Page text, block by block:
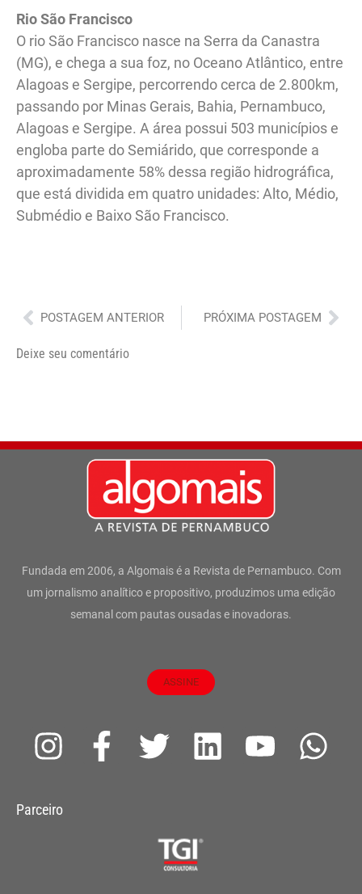
Rio São Francisco
O rio São Francisco nasce na Serra da Canastra
(MG), e chega a sua foz, no Oceano Atlântico, entre
Alagoas e Sergipe, percorrendo cerca de 2.800km,
passando por Minas Gerais, Bahia, Pernambuco,
Alagoas e Sergipe. A área possui 503 municípios e
engloba parte do Semiárido, que corresponde a
aproximadamente 58% dessa região hidrográfica,
que está dividida em quatro unidades: Alto, Médio,
Submédio e Baixo São Francisco.
Anterior
POSTAGEM ANTERIOR PRÓXIMA POSTAGEM
Deixe seu comentário
Fundada em 2006, a Algomais é a Revista de Pernambuco. Com
um jornalismo analítico e propositivo, produzimos uma edição
semanal com pautas ousadas e inovadoras.
ASSINE
I
s
F
a
T
t
L
Y
W
Parceiro